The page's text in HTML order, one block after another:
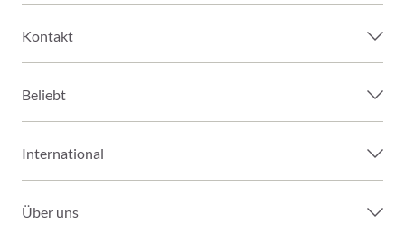
Kontakt
Beliebt
International
Über uns